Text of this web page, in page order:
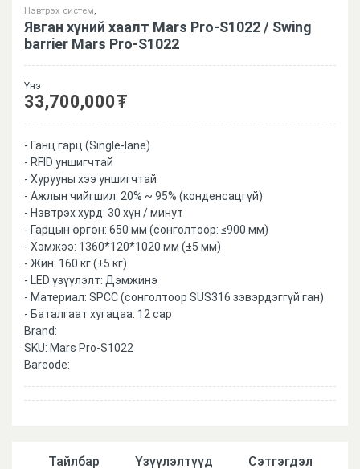
Нэвтрэх систем
Явган хүний хаалт Mars Pro-S1022 / Swing
barrier Mars Pro-S1022
Үнэ
33,700,000₮
- Ганц гарц (Single-lane)
- RFID уншигчтай
- Хурууны хээ уншигчтай
- Ажлын чийгшил: 20% ~ 95% (конденсацгүй)
- Нэвтрэх хурд: 30 хүн / минут
- Гарцын өргөн: 650 мм (сонголтоор: ≤900 мм)
- Хэмжээ: 1360*120*1020 мм (±5 мм)
- Жин: 160 кг (±5 кг)
- LED үзүүлэлт: Дэмжинэ
- Материал: SPCC (сонголтоор SUS316 зэвэрдэггүй ган)
- Баталгаат хугацаа: 12 сар
Brand:
SKU: Mars Pro-S1022
Barcode:
Тайлбар Үзүүлэлтүүд Сэтгэгдэл